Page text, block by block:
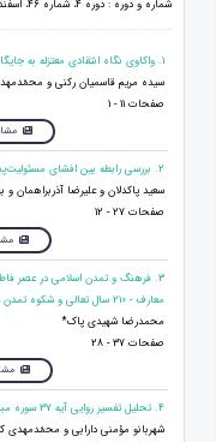
شماره و دوره : دوره 4، شماره 46، اسفند 1400، صفحات 11 - 121
1. واکاوی نگاه انتقادی معتزله به جایگاه عقل در فهم دين
سیده مریم قاسمیان رکنی و
صفحات 11 - 1
2. بررسی رابطه بین افشای مسئولیت‌پذیری اجتماعی با مدیریت سود
سعید پاکدلان و علیرضا آذربراهمان و
صفحات 27 - 12
3. فرهنگ و تمدن اسلامی در عصر
معارف - 210 سال تعالی و شکوه تمدن اسلامی
محمدرضا شهیدی پاک*
صفحات 37 - 28
4. تحلیل تفسیر روایی آیه 37 سوره مبارکه بقره از دیدگاه فریقین
شهربانو مؤمنی دارابی و محمّدمهدی